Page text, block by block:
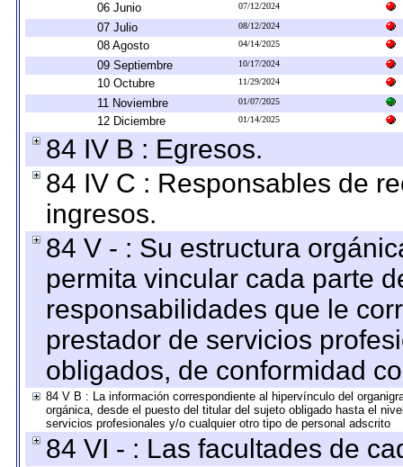
06 Junio 07/12/2024
07 Julio 08/12/2024
08 Agosto 04/14/2025
09 Septiembre 10/17/2024
10 Octubre 11/29/2024
11 Noviembre 01/07/2025
12 Diciembre 01/14/2025
84 IV B : Egresos.
84 IV C : Responsables de
ingresos.
84 V - : Su estructura
permita vincular cada parte
responsabilidades que le
prestador de servicios
obligados, de conformidad
84 V B : La información correspondiente al hipervínculo del
orgánica, desde el puesto del titular del sujeto obligado hasta el
servicios profesionales y/o cualquier otro tipo de personal adscrito
84 VI - : Las facultades de